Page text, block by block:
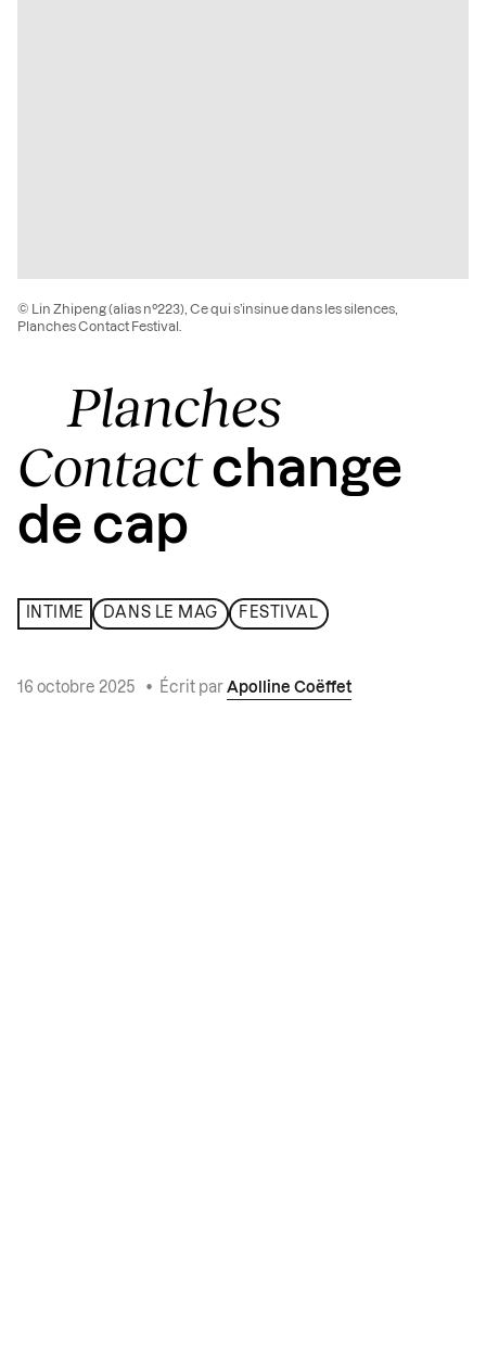
Planches
Contactchange
de cap
INTIME DANS LE MAG FESTIVAL
16 octobre 2025 • Écrit par Apolline Coëffet
© Lin Zhipeng (alias n°223), Ce qui s’insinue dans les silences,
Planches Contact Festival.